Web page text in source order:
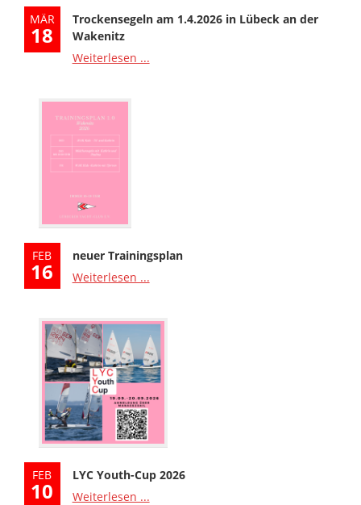
MÄR
18
Trockensegeln am 1.4.2026 in Lübeck an der
Wakenitz
Weiterlesen ...
FEB
16
neuer Trainingsplan
Weiterlesen ...
FEB
10
LYC Youth-Cup 2026
Weiterlesen ...